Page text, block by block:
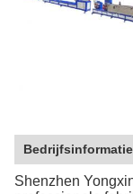
Bedrijfsinformatie
Shenzhen